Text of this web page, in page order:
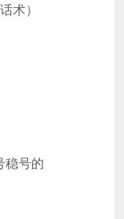
术）
稳号的